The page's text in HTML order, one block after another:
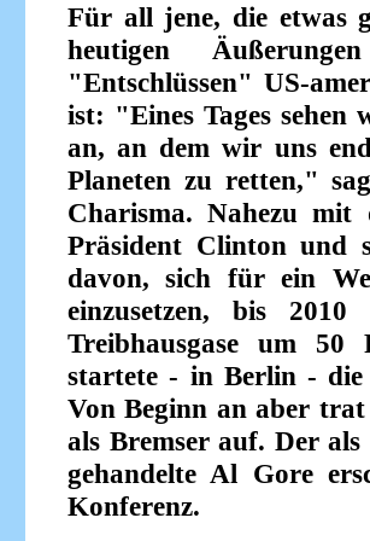
Für all jene, die etwas
heutigen
"Entschlüssen" US-
ist: "Eines Tages sehen
an, an dem wir uns
Planeten zu retten,"
Charisma. Nahezu mit
Präsident Clinton und
davon, sich für ein
einzusetzen, bis
Treibhausgase um
startete - in Berlin - die
Von Beginn an aber trat
als Bremser auf. Der
gehandelte Al Gore
Konferenz.